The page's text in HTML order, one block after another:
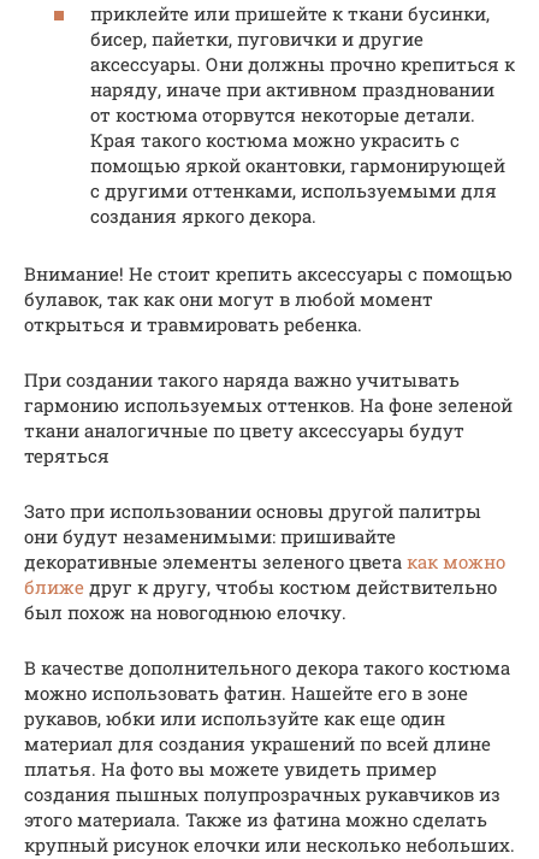
приклейте или пришейте к ткани бусинки,
бисер, пайетки, пуговички и другие
аксессуары. Они должны прочно крепиться к
наряду, иначе при активном праздновании
от костюма оторвутся некоторые детали.
Края такого костюма можно украсить с
помощью яркой окантовки, гармонирующей
с другими оттенками, используемыми для
создания яркого декора.
Внимание! Не стоит крепить аксессуары с помощью
булавок, так как они могут в любой момент
открыться и травмировать ребенка.
При создании такого наряда важно учитывать
гармонию используемых оттенков. На фоне зеленой
ткани аналогичные по цвету аксессуары будут
теряться
Зато при использовании основы другой палитры
они будут незаменимыми: пришивайте
декоративные элементы зеленого цвета как можно
ближе друг к другу, чтобы костюм действительно
был похож на новогоднюю елочку.
В качестве дополнительного декора такого костюма
можно использовать фатин. Нашейте его в зоне
рукавов, юбки или используйте как еще один
материал для создания украшений по всей длине
платья. На фото вы можете увидеть пример
создания пышных полупрозрачных рукавчиков из
этого материала. Также из фатина можно сделать
крупный рисунок елочки или несколько небольших.